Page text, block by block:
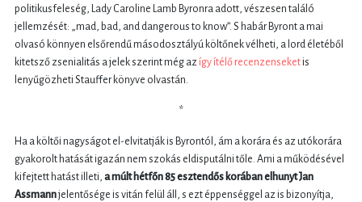
politikusfeleség, Lady Caroline Lamb Byronra adott, vészesen találó
jellemzését: „mad, bad, and dangerous to know”. S habár Byront a mai
olvasó könnyen elsőrendű másodosztályú költőnek vélheti, a lord életéből
kitetsző zsenialitás a jelek szerint még az így ítélő recenzenseketis
lenyűgözheti Stauffer könyve olvastán.
*
Ha a költői nagyságot el-elvitatják is Byrontól, ám a korára és az utókorára
gyakorolt hatását igazán nem szokás eldisputálni tőle. Ami a működésével
kifejtett hatást illeti, a múlt hétfőn 85 esztendős korában elhunyt Jan
Assmannjelentősége is vitán felül áll, s ezt éppenséggel az is bizonyítja,